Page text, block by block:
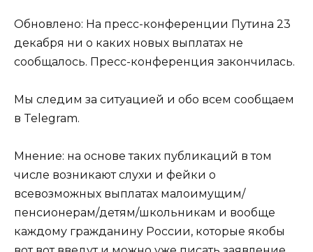
Обновлено: На пресс-конференции Путина 23
декабря ни о каких новых выплатах не
сообщалось. Пресс-конференция закончилась.
Мы следим за ситуацией и обо всем сообщаем
в Telegram.
Мнение: на основе таких публикаций в том
числе возникают слухи и фейки о
всевозможных выплатах малоимущим/
пенсионерам/детям/школьникам и вообще
каждому гражданину России, которые якобы